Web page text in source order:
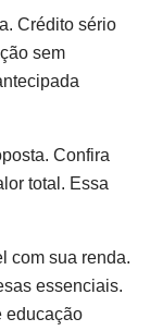
Crédito sério
sem
Confira
total. Essa
com sua renda.
essenciais.
educação